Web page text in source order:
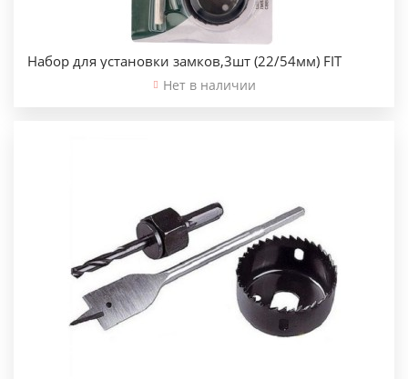
Набор для установки замков,3шт (22/54мм) FIT
Нет в наличии